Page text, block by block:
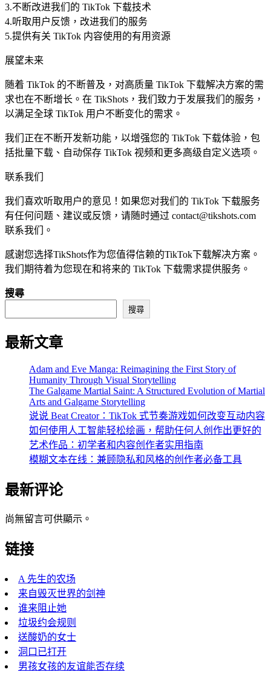
3.不断改进我们的 TikTok 下载技术
4.听取用户反馈，改进我们的服务
5.提供有关 TikTok 内容使用的有用资源
展望未来
随着 TikTok 的不断普及，对高质量 TikTok 下载解决方案的需
求也在不断增长。在 TikShots，我们致力于发展我们的服务，
以满足全球 TikTok 用户不断变化的需求。
我们正在不断开发新功能，以增强您的 TikTok 下载体验，包
括批量下载、自动保存 TikTok 视频和更多高级自定义选项。
联系我们
我们喜欢听取用户的意见！如果您对我们的 TikTok 下载服务
有任何问题、建议或反馈，请随时通过 contact@tikshots.com
联系我们。
感谢您选择TikShots作为您值得信赖的TikTok下载解决方案。
我们期待着为您现在和将来的 TikTok 下载需求提供服务。
搜尋
搜尋
最新文章
Adam and Eve Manga: Reimagining the First Story of
Humanity Through Visual Storytelling
The Galgame Martial Saint: A Structured Evolution of Martial
Arts and Galgame Storytelling
说说 Beat Creator：TikTok 式节奏游戏如何改变互动内容
如何使用人工智能轻松绘画，帮助任何人创作出更好的
艺术作品：初学者和内容创作者实用指南
模糊文本在线：兼顾隐私和风格的创作者必备工具
最新评论
尚無留言可供顯示。
链接
A 先生的农场
来自毁灭世界的剑神
谁来阻止她
垃圾约会规则
送酸奶的女士
洞口已打开
男孩女孩的友谊能否存续